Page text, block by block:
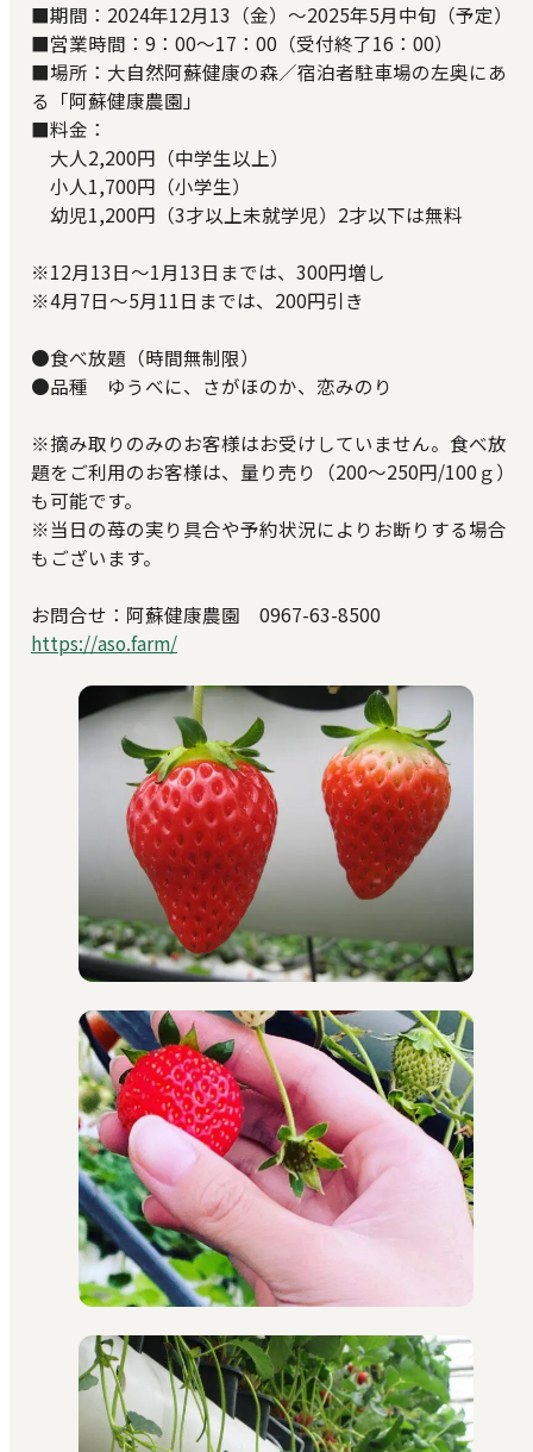
■期間：2024年12月13（金）～2025年5月中旬（予定）
■営業時間：9：00～17：00（受付終了16：00）
■場所：大自然阿蘇健康の森／宿泊者駐車場の左奥にあ
る「阿蘇健康農園」
■料金：
大人2,200円（中学生以上）
小人1,700円（小学生）
幼児1,200円（3才以上未就学児）2才以下は無料
※12月13日～1月13日までは、300円増し
※4月7日～5月11日までは、200円引き
●食べ放題（時間無制限）
●品種 ゆうべに、さがほのか、恋みのり
※摘み取りのみのお客様はお受けしていません。食べ放
題をご利用のお客様は、量り売り（200～250円/100ｇ）
も可能です。
※当日の苺の実り具合や予約状況によりお断りする場合
もございます。
お問合せ：阿蘇健康農園 0967-63-8500
https://aso.farm/